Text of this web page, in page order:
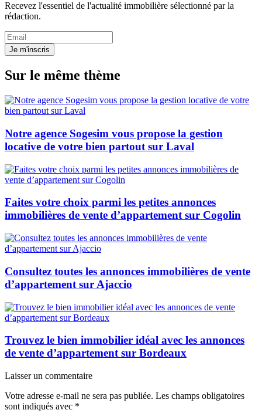
Recevez l'essentiel de l'actualité immobilière sélectionné par la
rédaction.
Je m'inscris
Sur le même thème
Notre agence Sogesim vous propose la gestion
locative de votre bien partout sur Laval
Faites votre choix parmi les petites annonces
immobilières de vente d’appartement sur Cogolin
Consultez toutes les annonces immobilières de vente
d’appartement sur Ajaccio
Trouvez le bien immobilier idéal avec les annonces
de vente d’appartement sur Bordeaux
Laisser un commentaire
Votre adresse e-mail ne sera pas publiée. Les champs obligatoires
sont indiqués avec *